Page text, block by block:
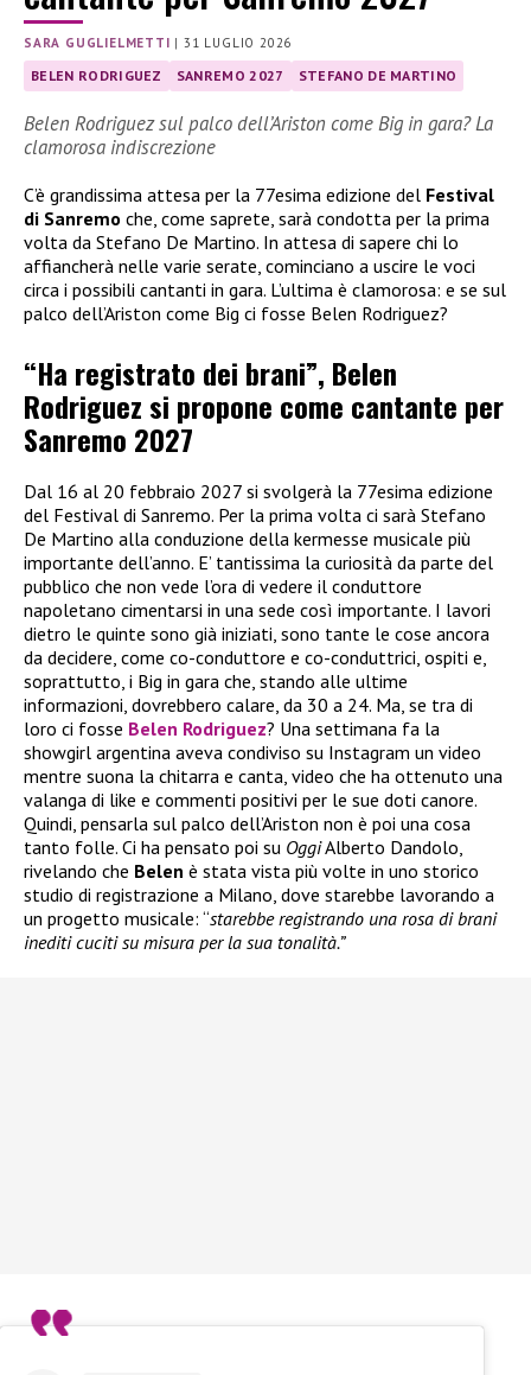
SARA GUGLIELMETTI |31 LUGLIO 2026
BELEN RODRIGUEZ SANREMO 2027 STEFANO DE MARTINO
Belen Rodriguez sul palco dell’Ariston come Big in gara? La
clamorosa indiscrezione
C’è grandissima attesa per la 77esima edizione del Festival
di Sanremo che, come saprete, sarà condotta per la prima
volta da Stefano De Martino. In attesa di sapere chi lo
affiancherà nelle varie serate, cominciano a uscire le voci
circa i possibili cantanti in gara. L’ultima è clamorosa: e se sul
palco dell’Ariston come Big ci fosse Belen Rodriguez?
“Ha registrato dei brani”, Belen
Rodriguez si propone come cantante per
Sanremo 2027
Dal 16 al 20 febbraio 2027 si svolgerà la 77esima edizione
del Festival di Sanremo. Per la prima volta ci sarà Stefano
De Martino alla conduzione della kermesse musicale più
importante dell’anno. E’ tantissima la curiosità da parte del
pubblico che non vede l’ora di vedere il conduttore
napoletano cimentarsi in una sede così importante. I lavori
dietro le quinte sono già iniziati, sono tante le cose ancora
da decidere, come co-conduttore e co-conduttrici, ospiti e,
soprattutto, i Big in gara che, stando alle ultime
informazioni, dovrebbero calare, da 30 a 24. Ma, se tra di
loro ci fosse Belen Rodriguez? Una settimana fa la
showgirl argentina aveva condiviso su Instagram un video
mentre suona la chitarra e canta, video che ha ottenuto una
valanga di like e commenti positivi per le sue doti canore.
Quindi, pensarla sul palco dell’Ariston non è poi una cosa
tanto folle. Ci ha pensato poi su OggiAlberto Dandolo,
rivelando che Belen è stata vista più volte in uno storico
studio di registrazione a Milano, dove starebbe lavorando a
un progetto musicale: “starebbe registrando una rosa di brani
inediti cuciti su misura per la sua tonalità.”